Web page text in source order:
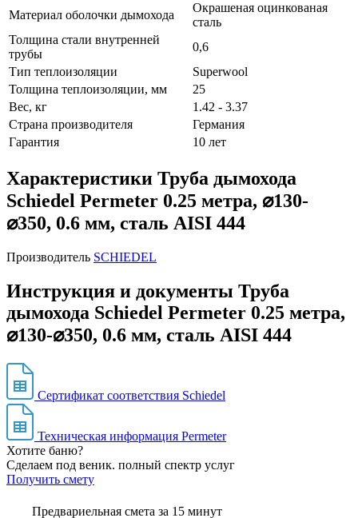
Материал оболочки дымохода
Окрашеная оцинкованая
сталь
Толщина стали внутренней
трубы
0,6
Тип теплоизоляции
Superwool
Толщина теплоизоляции, мм
25
Вес, кг
1.42 - 3.37
Страна производителя
Германия
Гарантия
10 лет
Характеристики Труба дымохода
Schiedel Permeter 0.25 метра, ⌀130-
⌀350, 0.6 мм, сталь AISI 444
Производитель SCHIEDEL
Инструкция и документы Труба
дымохода Schiedel Permeter 0.25 метра,
⌀130-⌀350, 0.6 мм, сталь AISI 444
Сертификат соответствия Schiedel
Техническая информация Permeter
Хотите баню?
Сделаем под веник. полный спектр услуг
Получить смету
Предвариельная смета за 15 минут